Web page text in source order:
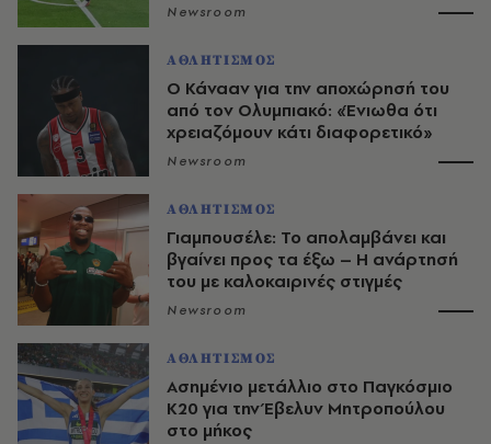
Newsroom
ΑΘΛΗΤΙΣΜΟΣ
Ο Κάνααν για την αποχώρησή του
από τον Ολυμπιακό: «Ένιωθα ότι
χρειαζόμουν κάτι διαφορετικό»
Newsroom
ΑΘΛΗΤΙΣΜΟΣ
Γιαμπουσέλε: Το απολαμβάνει και
βγαίνει προς τα έξω – Η ανάρτησή
του με καλοκαιρινές στιγμές
Newsroom
ΑΘΛΗΤΙΣΜΟΣ
Ασημένιο μετάλλιο στο Παγκόσμιο
Κ20 για την Έβελυν Μητροπούλου
στο μήκος